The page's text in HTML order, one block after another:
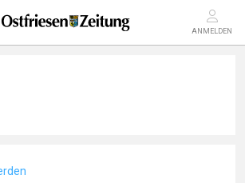
ANMELDEN